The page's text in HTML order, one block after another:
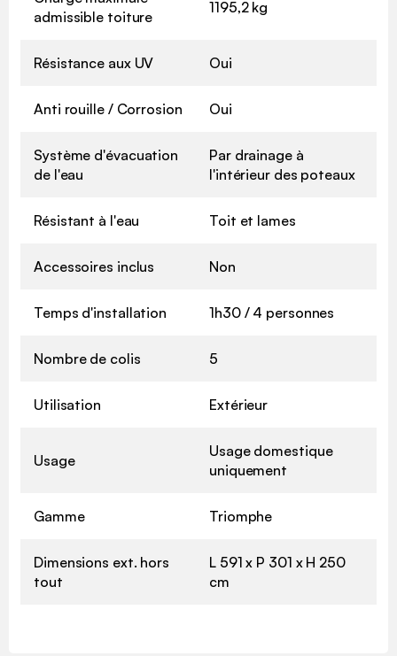
admissible toiture
1195,2 kg
Résistance aux UV Oui
Anti rouille / Corrosion Oui
Système d'évacuation
de l'eau
Par drainage à
l'intérieur des poteaux
Résistant à l'eau Toit et lames
Accessoires inclus Non
Temps d'installation 1h30 / 4 personnes
Nombre de colis 5
Utilisation Extérieur
Usage
Usage domestique
uniquement
Gamme Triomphe
Dimensions ext. hors
tout
L 591 x P 301 x H 250
cm